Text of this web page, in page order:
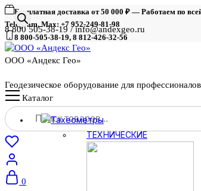
Бесплатная доставка от 50 000 ₽ — Работаем по
Telegram, Max: +7 952-249-81-98
8 800-505-38-19, 8 812-426-32-56
8 800 505-38-19 / info@andexgeo.ru
ООО «Андекс Гео»
Геодезическое оборудование для
Поиск
товаров
0
Каталог
Тахеометры
ТЕХНИЧЕСКИЕ